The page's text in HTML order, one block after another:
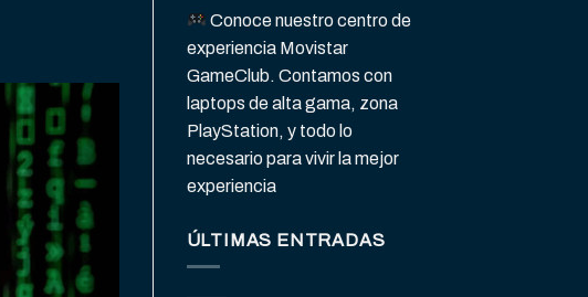
Conoce nuestro centro de
experiencia Movistar
GameClub. Contamos con
laptops de alta gama, zona
PlayStation, y todo lo
necesario para vivir la mejor
experiencia
ÚLTIMAS ENTRADAS